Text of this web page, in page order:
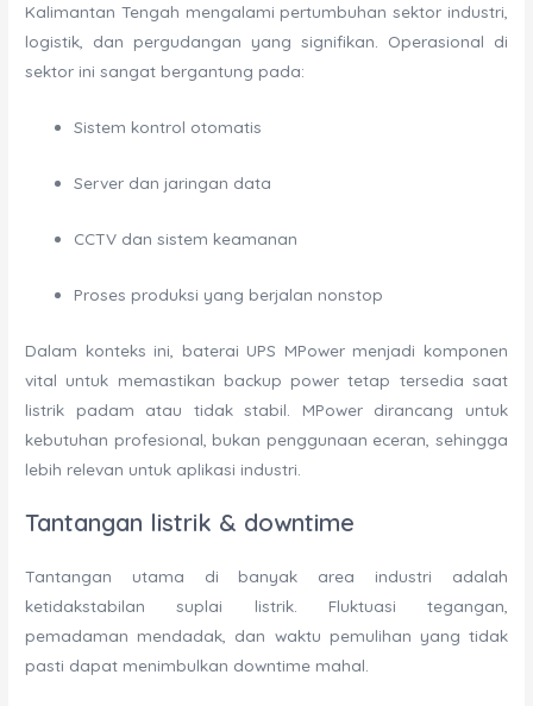
Kalimantan Tengah mengalami pertumbuhan sektor industri,
logistik, dan pergudangan yang signifikan. Operasional di
sektor ini sangat bergantung pada:
Sistem kontrol otomatis
Server dan jaringan data
CCTV dan sistem keamanan
Proses produksi yang berjalan nonstop
Dalam konteks ini, baterai UPS MPower menjadi komponen
vital untuk memastikan backup power tetap tersedia saat
listrik padam atau tidak stabil. MPower dirancang untuk
kebutuhan profesional, bukan penggunaan eceran, sehingga
lebih relevan untuk aplikasi industri.
Tantangan listrik & downtime
Tantangan utama di banyak area industri adalah
ketidakstabilan suplai listrik. Fluktuasi tegangan,
pemadaman mendadak, dan waktu pemulihan yang tidak
pasti dapat menimbulkan downtime mahal.